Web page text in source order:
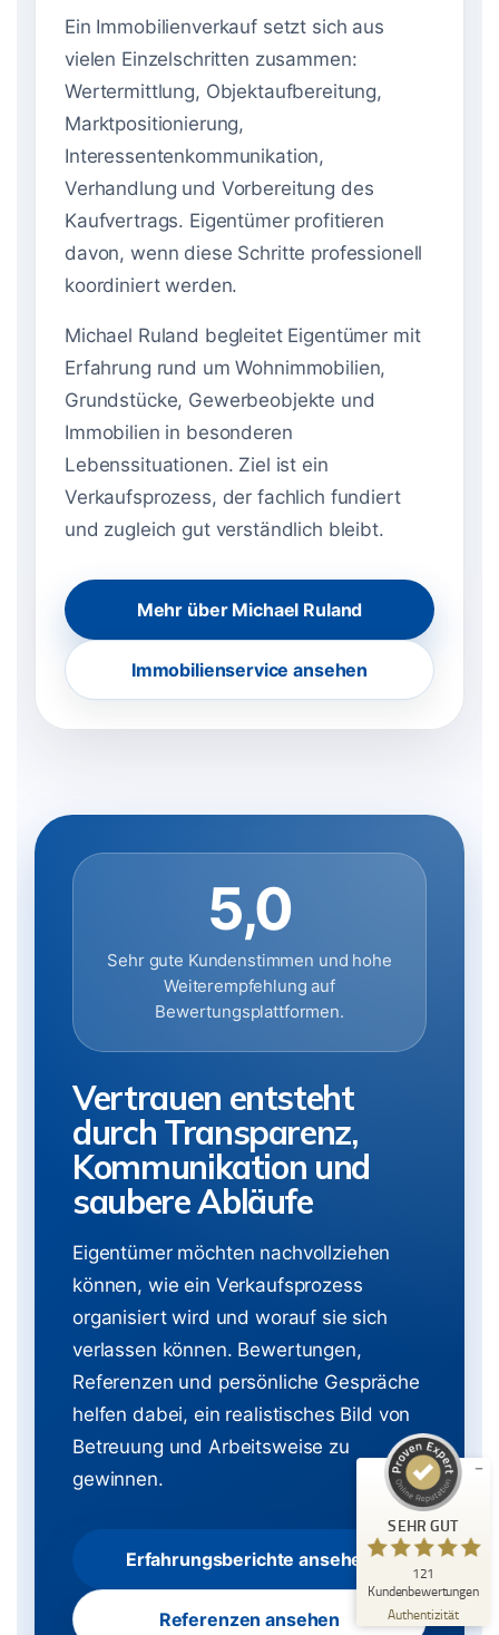
Ein Immobilienverkauf setzt sich aus
vielen Einzelschritten zusammen:
Wertermittlung, Objektaufbereitung,
Marktpositionierung,
Interessentenkommunikation,
Verhandlung und Vorbereitung des
Kaufvertrags. Eigentümer profitieren
davon, wenn diese Schritte professionell
koordiniert werden.
Michael Ruland begleitet Eigentümer mit
Erfahrung rund um Wohnimmobilien,
Grundstücke, Gewerbeobjekte und
Immobilien in besonderen
Lebenssituationen. Ziel ist ein
Verkaufsprozess, der fachlich fundiert
und zugleich gut verständlich bleibt.
Mehr über Michael Ruland
Immobilienservice ansehen
5,0
Sehr gute Kundenstimmen und hohe
Weiterempfehlung auf
Bewertungsplattformen.
Vertrauen entsteht
durch Transparenz,
Kommunikation und
saubere Abläufe
Eigentümer möchten nachvollziehen
können, wie ein Verkaufsprozess
organisiert wird und worauf sie sich
verlassen können. Bewertungen,
Referenzen und persönliche Gespräche
helfen dabei, ein realistisches Bild von
Betreuung und Arbeitsweise zu
gewinnen.
Erfahrungsberichte ansehen
Referenzen ansehen
SEHR GUT
121
Kundenbewertungen
Authentizität
Kundenbewertungen und Erfahrungen zu
100
%
Empfehlungen auf
ProvenExpert.com
SEHR GUT
5,00
5,00
18
Bewertungen auf
ProvenExpert.com
anderen Quellen
Blick aufs ProvenExpert-Profil werfen
06.08.2026